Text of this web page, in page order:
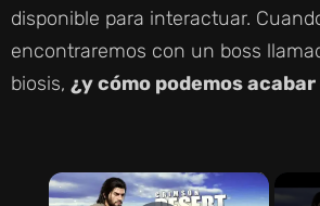
disponible para interactuar.
encontraremos con un boss
biosis, ¿y cómo podemos
×